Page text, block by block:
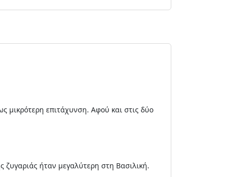
μικρότερη επιτάχυνση. Αφού και στις δύο
ζυγαριάς ήταν μεγαλύτερη στη Βασιλική.